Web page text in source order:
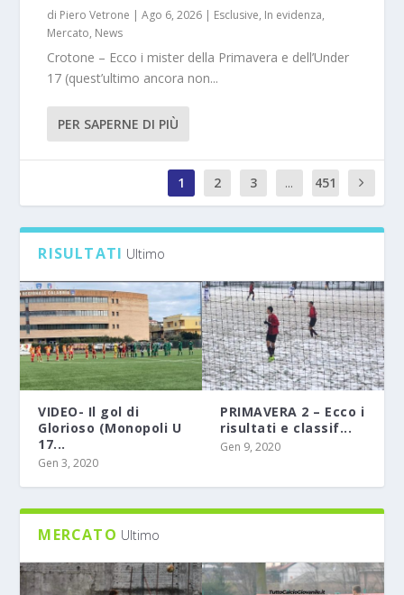
di Piero Vetrone |Ago 6, 2026 | Esclusive, In evidenza,
Mercato, News
Crotone – Ecco i mister della Primavera e dell’Under
17 (quest’ultimo ancora non...
PER SAPERNE DI PIÙ
1 2 3 ...
451
0
RISULTATI Ultimo
VIDEO- Il gol di
Glorioso (Monopoli U
17...
Gen 3, 2020
PRIMAVERA 2 – Ecco i
risultati e classif...
Gen 9, 2020
MERCATO Ultimo